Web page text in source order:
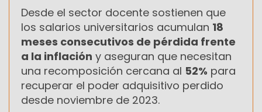
Desde el sector docente sostienen que
los salarios universitarios acumulan 18
meses consecutivos de pérdida frente
a la inflación y aseguran que necesitan
una recomposición cercana al 52% para
recuperar el poder adquisitivo perdido
desde noviembre de 2023.